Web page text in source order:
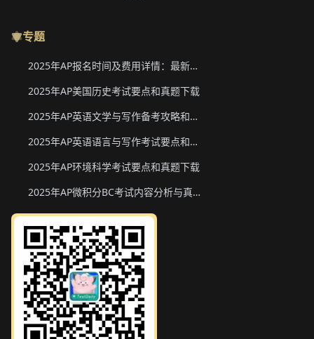
专题
2025年AP报名时间及费用详情：最新香港、韩国、新加坡二轮报名信息
2025年AP美国历史考试要点和真题下载
2025年AP英语文学与写作备考攻略和真题下载
2025年AP英语语言与写作考试要点和真题下载
2025年AP环境科学考试要点和真题下载
2025年AP微积分BC考试内容分析与真题下载